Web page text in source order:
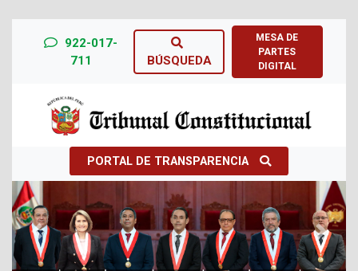
922-017-
711
BÚSQUEDA
MESA DE
PARTES
DIGITAL
PORTAL DE TRANSPARENCIA
Previous Next